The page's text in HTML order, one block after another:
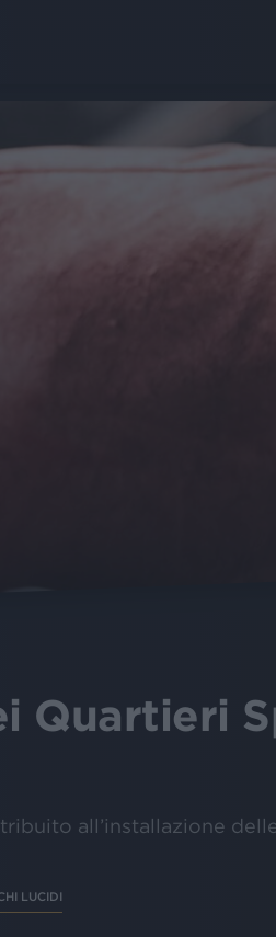
Quartieri
all’installazione
LUCIDI